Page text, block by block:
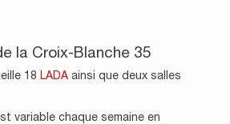
la Croix-Blanche 35
18 LADAainsi que deux salles
variable chaque semaine en